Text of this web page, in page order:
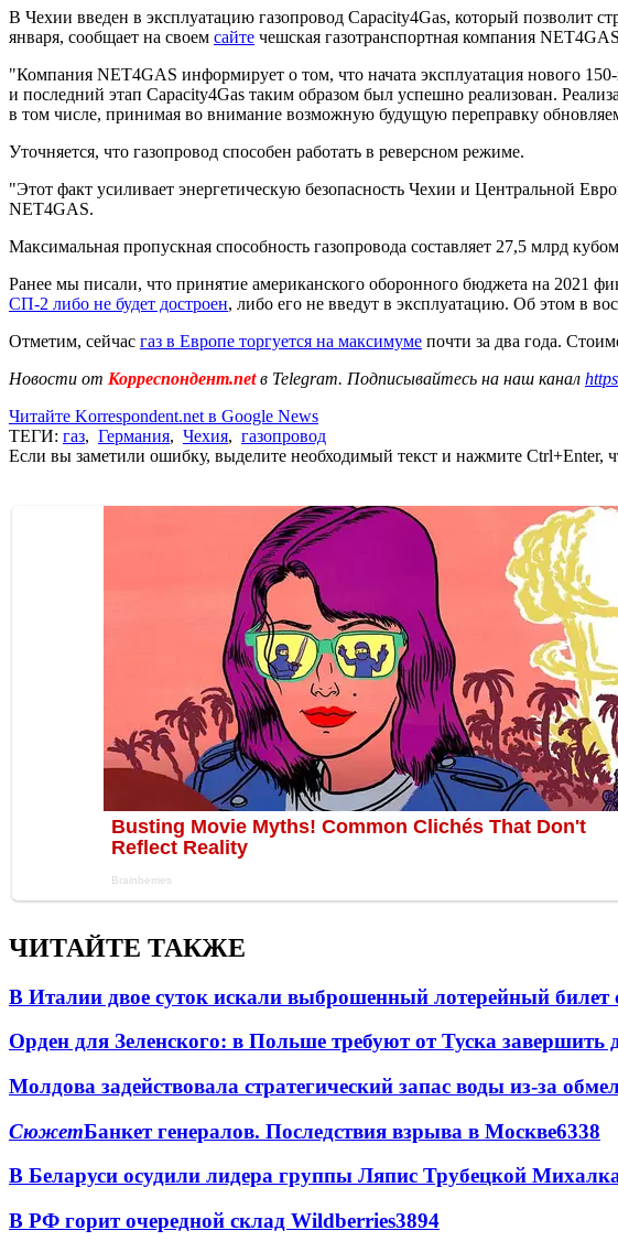
В Чехии введен в эксплуатацию газопровод Capacity4Gas, который позволит
января, сообщает на своем сайте чешская газотранспортная компания
"Компания NET4GAS информирует о том, что начата эксплуатация нового
и последний этап Capacity4Gas таким образом был успешно реализован.
в том числе, принимая во внимание возможную будущую переправку
Уточняется, что газопровод способен работать в реверсном режиме.
"Этот факт усиливает энергетическую безопасность Чехии и Центральной
NET4GAS.
Максимальная пропускная способность газопровода составляет 27,5 млрд
Ранее мы писали, что принятие американского оборонного бюджета на 2021
СП-2 либо не будет достроен, либо его не введут в эксплуатацию. Об этом в
Отметим, сейчас газ в Европе торгуется на максимуме почти за два года.
Новости от Корреспондент.netв Telegram. Подписывайтесь на наш канал
Читайте Korrespondent.net в Google News
ТЕГИ: газ, Германия, Чехия, газопровод
Если вы заметили ошибку, выделите необходимый текст и нажмите Ctrl+Enter,
ЧИТАЙТЕ ТАКЖЕ
В Италии двое суток искали выброшенный лотерейный
Орден для Зеленского: в Польше требуют от Туска завершить
Молдова задействовала стратегический запас воды из-за
СюжетБанкет генералов. Последствия взрыва в Москве6338
В Беларуси осудили лидера группы Ляпис Трубецкой
В РФ горит очередной склад Wildberries3894